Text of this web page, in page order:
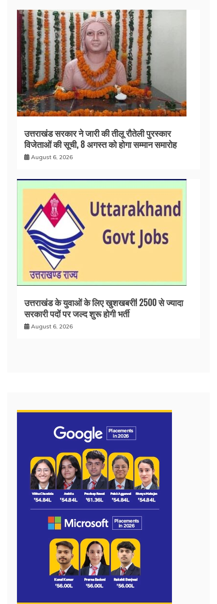
उत्तराखंड सरकार ने जारी की तीलू रौतेली पुरस्कार
विजेताओं की सूची, 8 अगस्त को होगा सम्मान समारोह
August 6, 2026
उत्तराखंड के युवाओं के लिए खुशखबरी! 2500 से ज्यादा
सरकारी पदों पर जल्द शुरू होगी भर्ती
August 6, 2026